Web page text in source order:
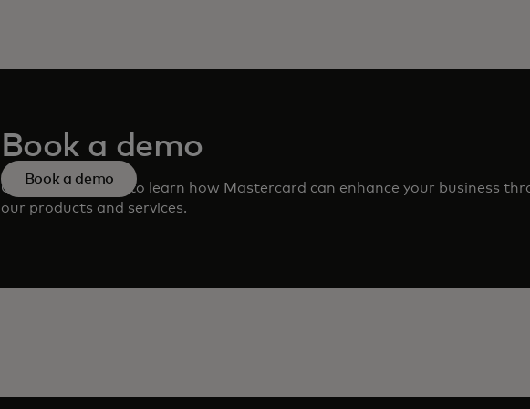
Book a demo
Consult our team to learn how Mastercard can enhance your business
our products and services.
Book a demo